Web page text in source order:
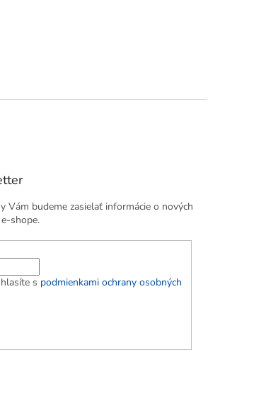
Vám budeme zasielať informácie o nových
shope.
s podmienkami ochrany osobných